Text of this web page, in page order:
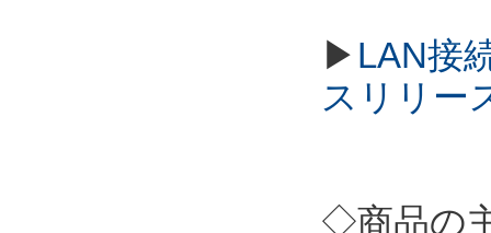
▶ LAN接
スリリー
◇商品の